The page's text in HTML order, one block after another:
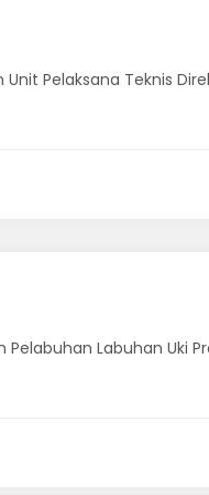
Pelaksana Teknis
Labuhan Uki